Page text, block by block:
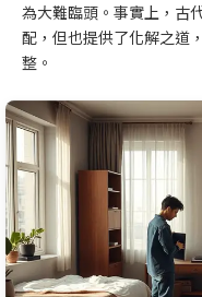
為大難臨頭。事實上，古
配，但也提供了化解之道
整。